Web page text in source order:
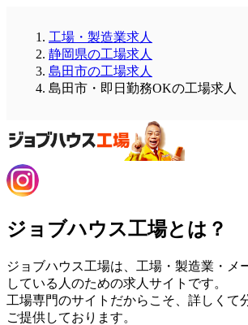
工場・製造業求人
静岡県の工場求人
島田市の工場求人
島田市・即日勤務OKの工場求人
ジョブハウス工場とは？
ジョブハウス工場は、工場・製造業・メ
している人のための求人サイトです。
工場専門のサイトだからこそ、詳しくて
ご提供しております。